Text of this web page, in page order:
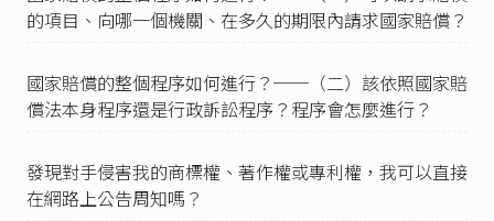
的項目、向哪一個機關、在多久的期限內請求國家賠償？
國家賠償的整個程序如何進行？──（二）該依照國家賠
償法本身程序還是行政訴訟程序？程序會怎麼進行？
發現對手侵害我的商標權、著作權或專利權，我可以直接
在網路上公告周知嗎？